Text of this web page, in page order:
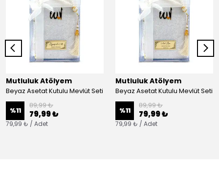
Mutluluk Atölyem
Beyaz Asetat Kutulu Mevlüt Seti
%11
89,99 ₺
79,99 ₺
79,99 ₺ / Adet
Mutluluk Atölyem
Beyaz Asetat Kutulu Mevlüt Seti
%11
89,99 ₺
79,99 ₺
79,99 ₺ / Adet